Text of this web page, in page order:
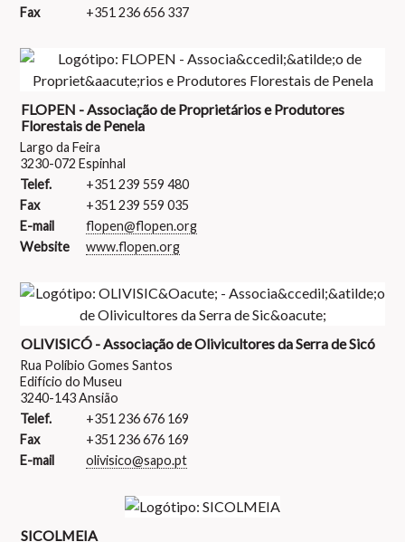
Fax
+351 236 656 337
FLOPEN - Associação de Proprietários e Produtores
Florestais de Penela
Largo da Feira
3230-072 Espinhal
Telef.
+351 239 559 480
Fax
+351 239 559 035
E-mail
flopen@flopen.org
Website
www.flopen.org
OLIVISICÓ - Associação de Olivicultores da Serra de Sicó
Rua Políbio Gomes Santos
Edifício do Museu
3240-143 Ansião
Telef.
+351 236 676 169
Fax
+351 236 676 169
E-mail
olivisico@sapo.pt
SICOLMEIA